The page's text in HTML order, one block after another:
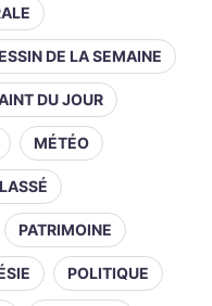
DE LA SEMAINE
DU JOUR
MÉTÉO
PATRIMOINE
POLITIQUE